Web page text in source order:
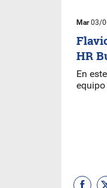
Mar03/
HR
En